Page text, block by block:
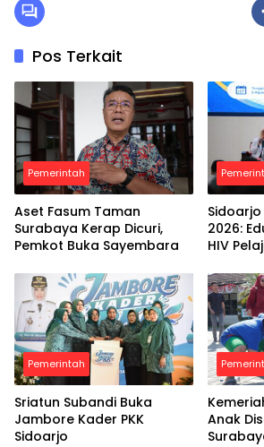
Pos Terkait
Pemerintah
Aset Fasum Taman
Surabaya Kerap Dicuri,
Pemkot Buka Sayembara
2026:
HIV
Pemerintah
Sriatun Subandi Buka
Jambore Kader PKK
Sidoarjo
Anak